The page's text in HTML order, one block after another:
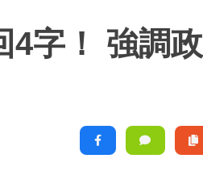
4字！ 強調政